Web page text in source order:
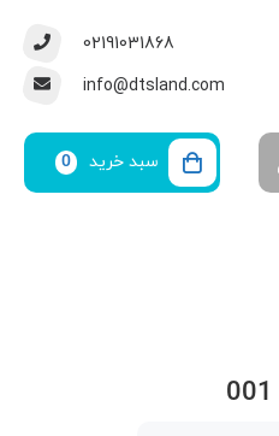
02191031868
info@dtsland.com
سبد خرید 0